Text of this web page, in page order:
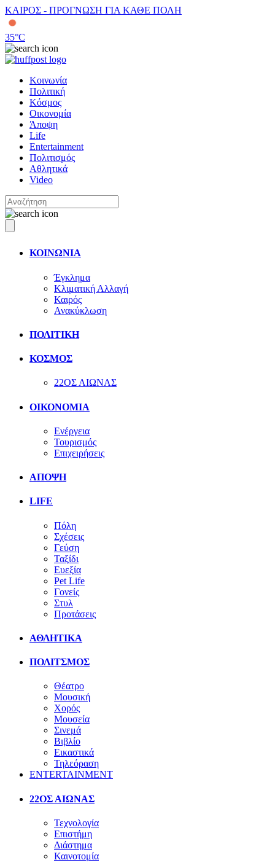
ΚΑΙΡΟΣ - ΠΡΟΓΝΩΣΗ ΓΙΑ ΚΑΘΕ ΠΟΛΗ
35°C
Κοινωνία
Πολιτική
Κόσμος
Οικονομία
Άποψη
Life
Entertainment
Πολιτισμός
Αθλητικά
Video
ΚΟΙΝΩΝΙΑ
Έγκλημα
Κλιματική Αλλαγή
Καιρός
Ανακύκλωση
ΠΟΛΙΤΙΚΗ
ΚΟΣΜΟΣ
22ΟΣ ΑΙΩΝΑΣ
ΟΙΚΟΝΟΜΙΑ
Ενέργεια
Τουρισμός
Επιχειρήσεις
ΑΠΟΨΗ
LIFE
Πόλη
Σχέσεις
Γεύση
Ταξίδι
Ευεξία
Pet Life
Γονείς
Στυλ
Προτάσεις
ΑΘΛΗΤΙΚΑ
ΠΟΛΙΤΣΜΟΣ
Θέατρο
Μουσική
Χορός
Μουσεία
Σινεμά
Βιβλίο
Εικαστικά
Τηλεόραση
ENTERTAINMENT
22ΟΣ ΑΙΩΝΑΣ
Τεχνολογία
Επιστήμη
Διάστημα
Καινοτομία